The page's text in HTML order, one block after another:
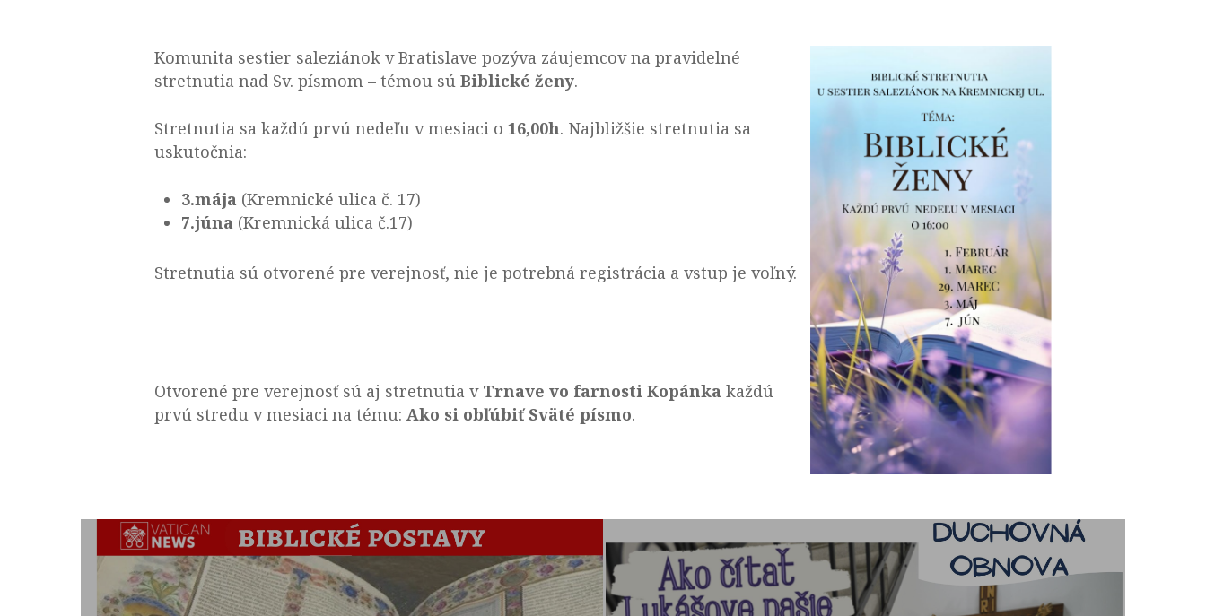
Komunita sestier saleziánok v Bratislave pozýva záujemcov na pravidelné
stretnutia nad Sv. písmom – témou sú Biblické ženy.
Stretnutia sa každú prvú nedeľu v mesiaci o 16,00h. Najbližšie stretnutia sa
uskutočnia:
3.mája (Kremnické ulica č. 17)
7.júna (Kremnická ulica č.17)
Stretnutia sú otvorené pre verejnosť, nie je potrebná registrácia a vstup je voľný.
Otvorené pre verejnosť sú aj stretnutia v Trnave vo farnosti Kopánka každú
prvú stredu v mesiaci na tému: Ako si obľúbiť Sväté písmo.